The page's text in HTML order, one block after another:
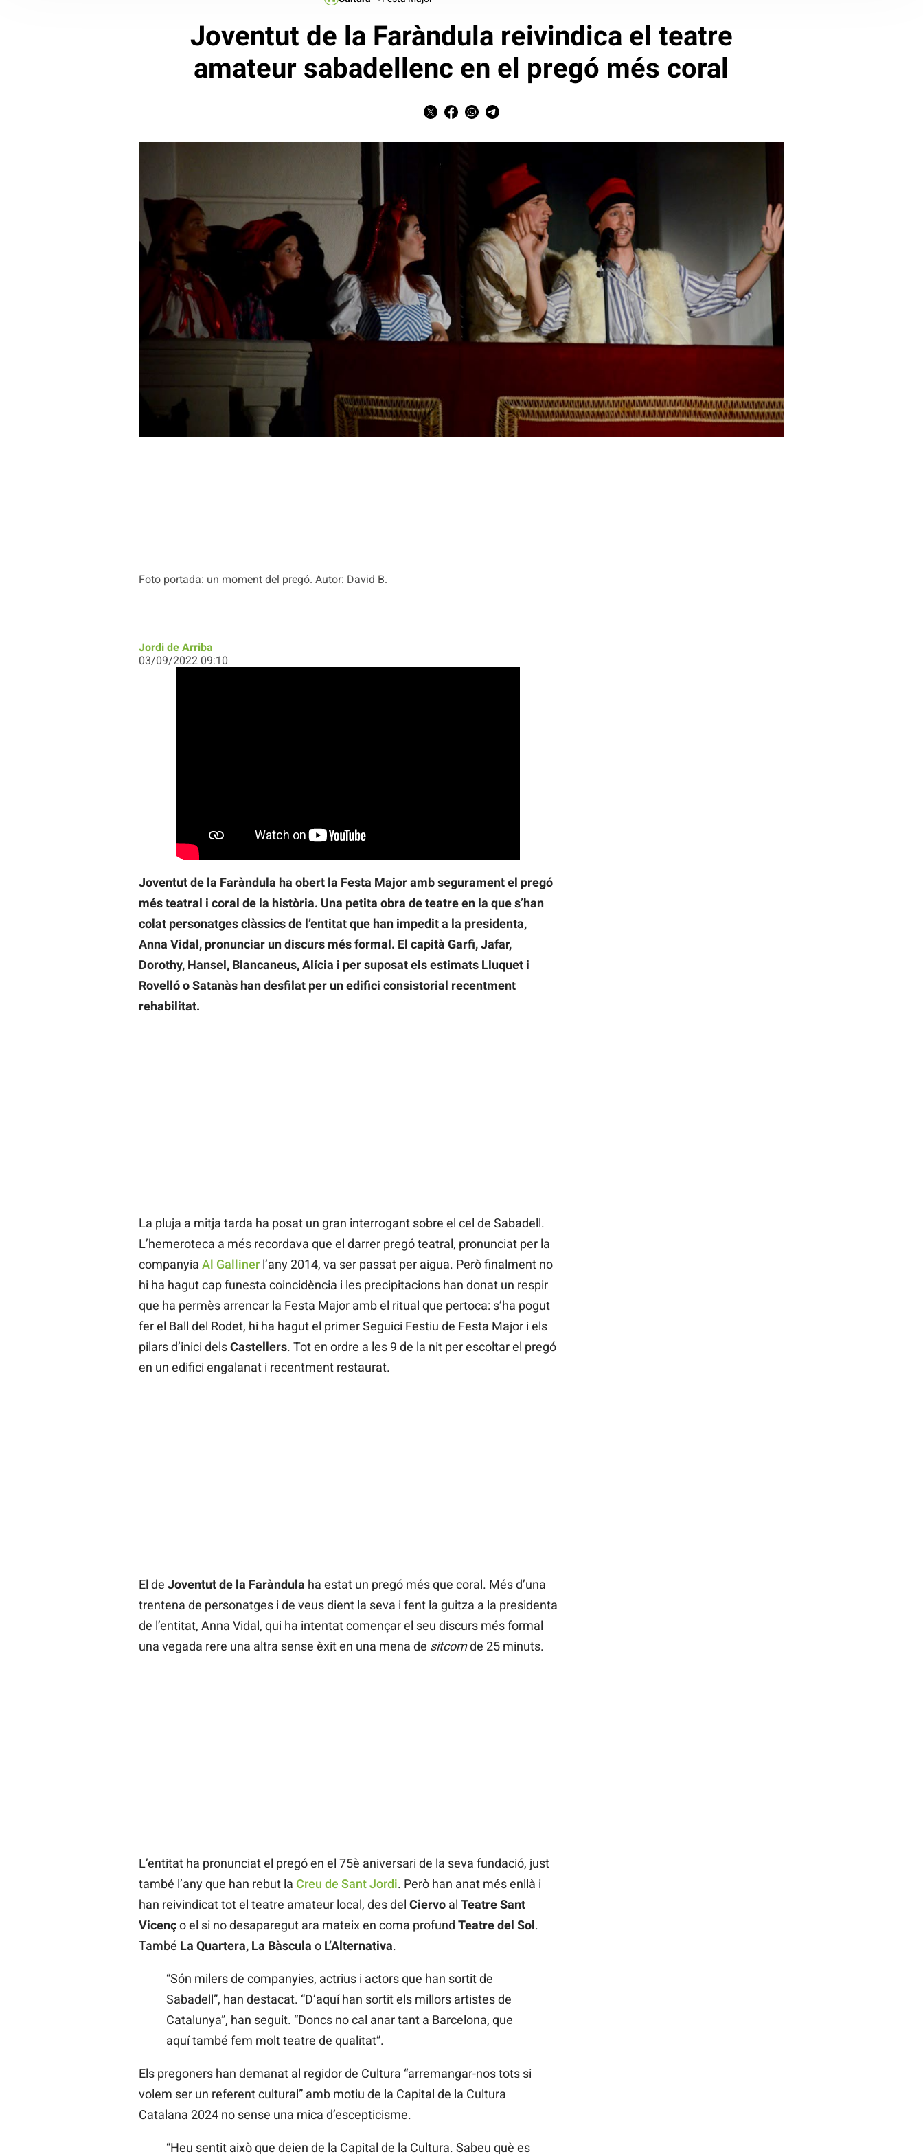
Foto portada: un moment del pregó. Autor: David B.
Joventut de la Faràndula reivindica el teatre
amateur sabadellenc en el pregó més coral
Jordi de Arriba
03/09/2022 09:10
Joventut de la Faràndula ha obert la Festa Major amb segurament el pregó
més teatral i coral de la història. Una petita obra de teatre en la que s’han
colat personatges clàssics de l’entitat que han impedit a la presidenta,
Anna Vidal, pronunciar un discurs més formal. El capità Garfi, Jafar,
Dorothy, Hansel, Blancaneus, Alícia i per suposat els estimats Lluquet i
Rovelló o Satanàs han desfilat per un edifici consistorial recentment
rehabilitat.
La pluja a mitja tarda ha posat un gran interrogant sobre el cel de Sabadell.
L’hemeroteca a més recordava que el darrer pregó teatral, pronunciat per la
companyia Al Gallinerl’any 2014, va ser passat per aigua. Però finalment no
hi ha hagut cap funesta coincidència i les precipitacions han donat un respir
que ha permès arrencar la Festa Major amb el ritual que pertoca: s’ha pogut
fer el Ball del Rodet, hi ha hagut el primer Seguici Festiu de Festa Major i els
pilars d’inici delsCastellers. Tot en ordre a les 9 de la nit per escoltar el pregó
en un edifici engalanat i recentment restaurat.
El de Joventut de la Faràndula ha estat un pregó més que coral. Més d’una
trentena de personatges i de veus dient la seva i fent la guitza a la presidenta
de l’entitat, Anna Vidal, qui ha intentat començar el seu discurs més formal
una vegada rere una altra sense èxit en una mena de sitcomde 25 minuts.
L’entitat ha pronunciat el pregó en el 75è aniversari de la seva fundació, just
també l’any que han rebut la Creu de Sant Jordi. Però han anat més enllà i
han reivindicat tot el teatre amateur local, des del Ciervoal Teatre Sant
Vicenço el si no desaparegut ara mateix en coma profund Teatre del Sol.
També La Quartera, La Bàscula o L’Alternativa.
“Són milers de companyies, actrius i actors que han sortit de
Sabadell”, han destacat. “D’aquí han sortit els millors artistes de
Catalunya”, han seguit. “Doncs no cal anar tant a Barcelona, que
aquí també fem molt teatre de qualitat”.
Els pregoners han demanat al regidor de Cultura “arremangar-nos tots si
volem ser un referent cultural” amb motiu de la Capital de la Cultura
Catalana 2024 no sense una mica d’escepticisme.
“Heu sentit això que deien de la Capital de la Cultura. Sabeu què es